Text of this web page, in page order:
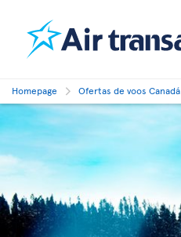
Homepage Ofertas de voos Canadá